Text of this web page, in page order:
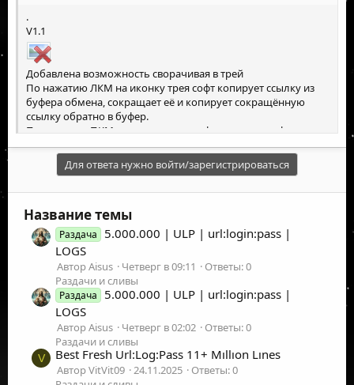
.
V1.1
Добавлена возможность сворачивая в трей
По нажатию ЛКМ на иконку трея софт копирует ссылку из
буфера обмена, сокращает её и копирует сокращённую
ссылку обратно в буфер.
По нажатию ПКМ на иконку трея софт показывает форму.
Скачать|VT
Для ответа нужно войти/зарегистрироваться
Название темы
Раздача
5.000.000 | ULP | url:login:pass |
LOGS
Автор Aisus Четверг в 09:11
Ответы: 0
Раздачи и сливы
Раздача
5.000.000 | ULP | url:login:pass |
LOGS
Автор Aisus Четверг в 02:02
Ответы: 0
Раздачи и сливы
V Best Fresh Url:Log:Pass 11+ Mıllıon Lınes
Автор VitVit09 24.11.2025
Ответы: 0